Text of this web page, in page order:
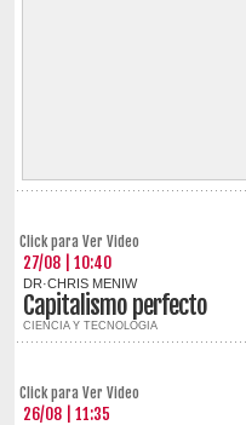
Click para Ver Video
27/08 | 10:40
DR·CHRIS MENIW
Capitalismo perfecto
CIENCIA Y TECNOLOGIA
Click para Ver Video
26/08 | 11:35